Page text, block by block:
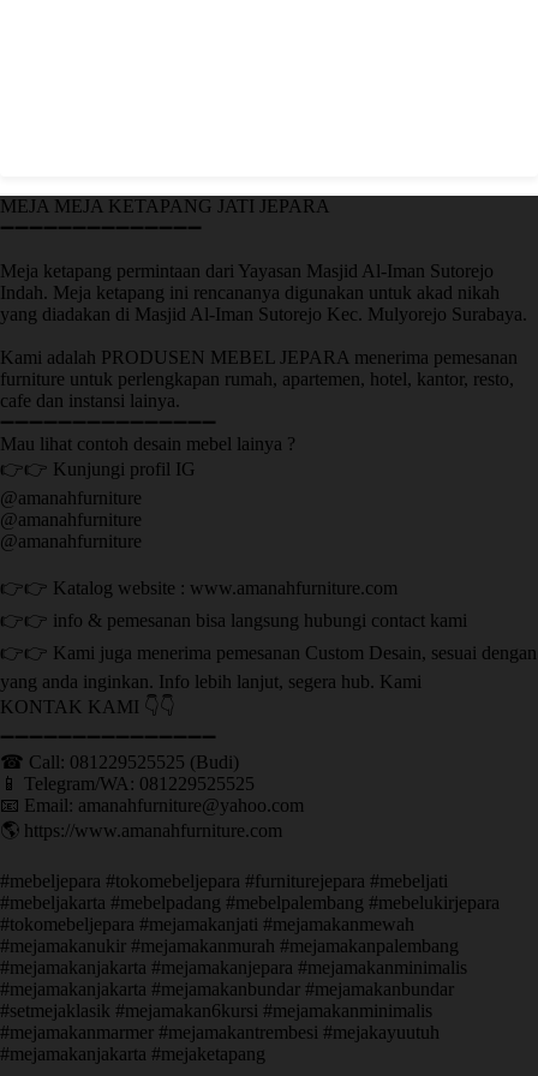
MEJA MEJA KETAPANG JATI JEPARA
➖➖➖➖➖➖➖➖➖➖➖➖➖➖
Meja ketapang permintaan dari Yayasan Masjid Al-Iman Sutorejo
Indah. Meja ketapang ini rencananya digunakan untuk akad nikah
yang diadakan di Masjid Al-Iman Sutorejo Kec. Mulyorejo Surabaya.
Kami adalah PRODUSEN MEBEL JEPARA menerima pemesanan
furniture untuk perlengkapan rumah, apartemen, hotel, kantor, resto,
cafe dan instansi lainya.
➖➖➖➖➖➖➖➖➖➖➖➖➖➖➖
Mau lihat contoh desain mebel lainya ?
👉👉 Kunjungi profil IG
@amanahfurniture
@amanahfurniture
@amanahfurniture
👉👉 Katalog website : www.amanahfurniture.com
👉👉 info & pemesanan bisa langsung hubungi contact kami
👉👉 Kami juga menerima pemesanan Custom Desain, sesuai dengan
yang anda inginkan. Info lebih lanjut, segera hub. Kami
KONTAK KAMI 👇👇
➖➖➖➖➖➖➖➖➖➖➖➖➖➖➖ ㅤ
☎ Call: 081229525525 (Budi)
📱 Telegram/WA: 081229525525
📧 Email: amanahfurniture@yahoo.com
🌎 https://www.amanahfurniture.com
#mebeljepara #tokomebeljepara #furniturejepara #mebeljati
#mebeljakarta #mebelpadang #mebelpalembang #mebelukirjepara
#tokomebeljepara #mejamakanjati #mejamakanmewah
#mejamakanukir #mejamakanmurah #mejamakanpalembang
#mejamakanjakarta #mejamakanjepara #mejamakanminimalis
#mejamakanjakarta #mejamakanbundar #mejamakanbundar
#setmejaklasik #mejamakan6kursi #mejamakanminimalis
#mejamakanmarmer #mejamakantrembesi #mejakayuutuh
#mejamakanjakarta #mejaketapang